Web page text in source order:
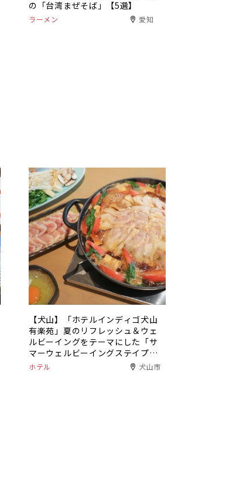
の「台湾まぜそば」【5選】
ラーメン 愛知
【犬山】「ホテルインディゴ犬山
有楽苑」夏のリフレッシュ＆ウェ
ルビーイングをテーマにした「サ
マーウェルビーイングステイプラ
ン」を堪能！
ホテル 犬山市